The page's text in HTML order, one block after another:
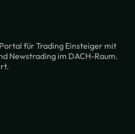
für Trading Einsteiger mit
Newstrading im DACH-Raum.